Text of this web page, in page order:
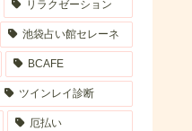
リラクゼーション
池袋占い館セレーネ
BCAFE
ツインレイ診断
厄払い